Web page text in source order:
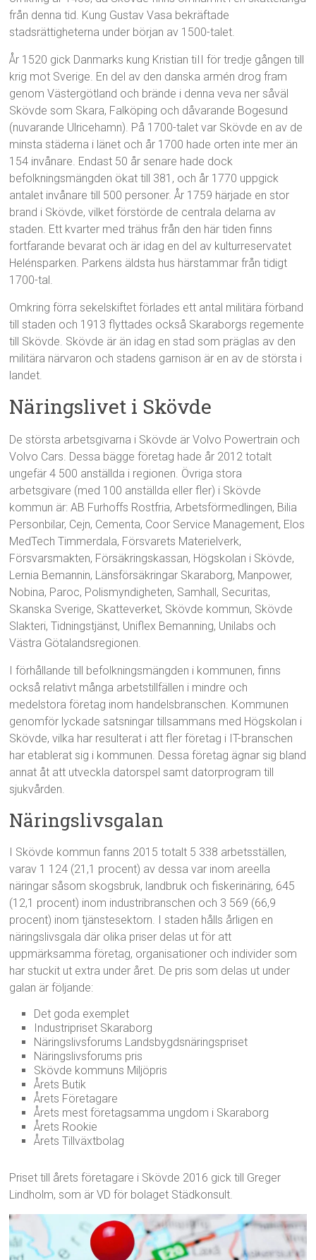
från denna tid. Kung Gustav Vasa bekräftade
stadsrättigheterna under början av 1500-talet.
År 1520 gick Danmarks kung Kristian tiII för tredje gången till
krig mot Sverige. En del av den danska armén drog fram
genom Västergötland och brände i denna veva ner såväl
Skövde som Skara, Falköping och dåvarande Bogesund
(nuvarande Ulricehamn). På 1700-talet var Skövde en av de
minsta städerna i länet och år 1700 hade orten inte mer än
154 invånare. Endast 50 år senare hade dock
befolkningsmängden ökat till 381, och år 1770 uppgick
antalet invånare till 500 personer. År 1759 härjade en stor
brand i Skövde, vilket förstörde de centrala delarna av
staden. Ett kvarter med trähus från den här tiden finns
fortfarande bevarat och är idag en del av kulturreservatet
Helénsparken. Parkens äldsta hus härstammar från tidigt
1700-tal.
Omkring förra sekelskiftet förlades ett antal militära förband
till staden och 1913 flyttades också Skaraborgs regemente
till Skövde. Skövde är än idag en stad som präglas av den
militära närvaron och stadens garnison är en av de största i
landet.
Näringslivet i Skövde
De största arbetsgivarna i Skövde är Volvo Powertrain och
Volvo Cars. Dessa bägge företag hade år 2012 totalt
ungefär 4 500 anställda i regionen. Övriga stora
arbetsgivare (med 100 anställda eller fler) i Skövde
kommun är: AB Furhoffs Rostfria, Arbetsförmedlingen, Bilia
Personbilar, Cejn, Cementa, Coor Service Management, Elos
MedTech Timmerdala, Försvarets Materielverk,
Försvarsmakten, Försäkringskassan, Högskolan i Skövde,
Lernia Bemannin, Länsförsäkringar Skaraborg, Manpower,
Nobina, Paroc, Polismyndigheten, Samhall, Securitas,
Skanska Sverige, Skatteverket, Skövde kommun, Skövde
Slakteri, Tidningstjänst, Uniflex Bemanning, Unilabs och
Västra Götalandsregionen.
I förhållande till befolkningsmängden i kommunen, finns
också relativt många arbetstillfällen i mindre och
medelstora företag inom handelsbranschen. Kommunen
genomför lyckade satsningar tillsammans med Högskolan i
Skövde, vilka har resulterat i att fler företag i IT-branschen
har etablerat sig i kommunen. Dessa företag ägnar sig bland
annat åt att utveckla datorspel samt datorprogram till
sjukvården.
Näringslivsgalan
I Skövde kommun fanns 2015 totalt 5 338 arbetsställen,
varav 1 124 (21,1 procent) av dessa var inom areella
näringar såsom skogsbruk, landbruk och fiskerinäring, 645
(12,1 procent) inom industribranschen och 3 569 (66,9
procent) inom tjänstesektorn. I staden hålls årligen en
näringslivsgala där olika priser delas ut för att
uppmärksamma företag, organisationer och individer som
har stuckit ut extra under året. De pris som delas ut under
galan är följande:
Det goda exemplet
Industripriset Skaraborg
Näringslivsforums Landsbygdsnäringspriset
Näringslivsforums pris
Skövde kommuns Miljöpris
Årets Butik
Årets Företagare
Årets mest företagsamma ungdom i Skaraborg
Årets Rookie
Årets Tillväxtbolag
Priset till årets företagare i Skövde 2016 gick till Greger
Lindholm, som är VD för bolaget Städkonsult.